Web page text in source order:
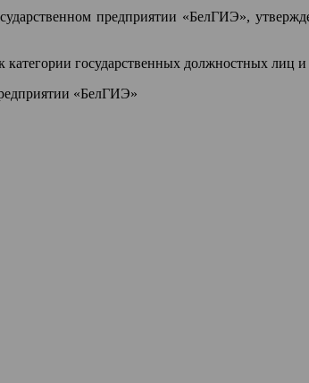
предприятии «БелГИЭ»,
категории государственных должностных лиц
«БелГИЭ»